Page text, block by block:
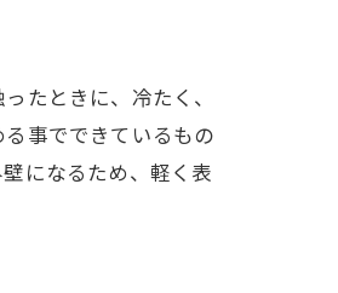
たときに、冷たく、
事でできているもの
になるため、軽く表